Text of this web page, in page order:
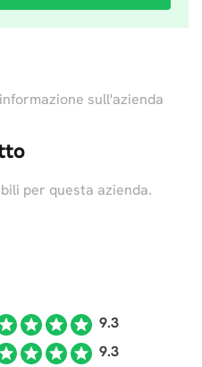
sull'azienda
per questa azienda.
9.3
9.3